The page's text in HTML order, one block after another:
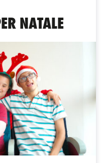
NATALE